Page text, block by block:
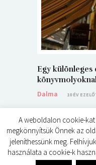
Egy különleges
Dalma
10 ÉV
© ÉDES
A weboldalon cookie-
megkönnyítsük Önnek az
jeleníthessünk meg.
használata a cookie-k